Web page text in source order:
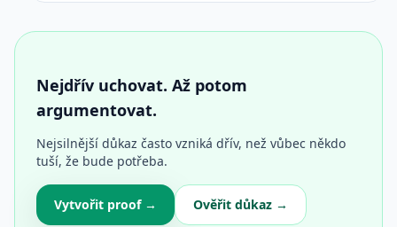
Nejdřív uchovat. Až potom
argumentovat.
Nejsilnější důkaz často vzniká dřív, než vůbec někdo
tuší, že bude potřeba.
Vytvořit proof → Ověřit důkaz →